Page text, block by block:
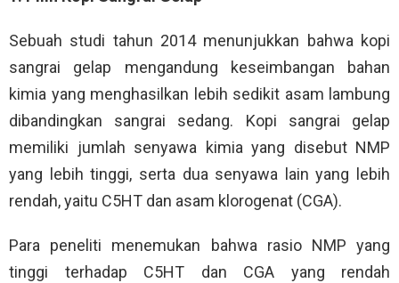
Sebuah studi tahun 2014 menunjukkan bahwa kopi
sangrai gelap mengandung keseimbangan bahan
kimia yang menghasilkan lebih sedikit asam lambung
dibandingkan sangrai sedang. Kopi sangrai gelap
memiliki jumlah senyawa kimia yang disebut NMP
yang lebih tinggi, serta dua senyawa lain yang lebih
rendah, yaitu C5HT dan asam klorogenat (CGA).
Para peneliti menemukan bahwa rasio NMP yang
tinggi terhadap C5HT dan CGA yang rendah